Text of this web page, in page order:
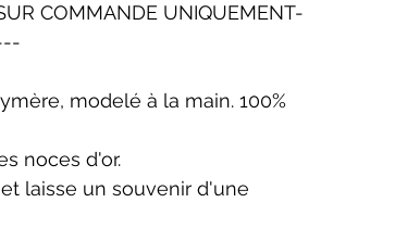
COMMANDE UNIQUEMENT-
modelé à la main. 100%
noces d'or.
laisse un souvenir d'une